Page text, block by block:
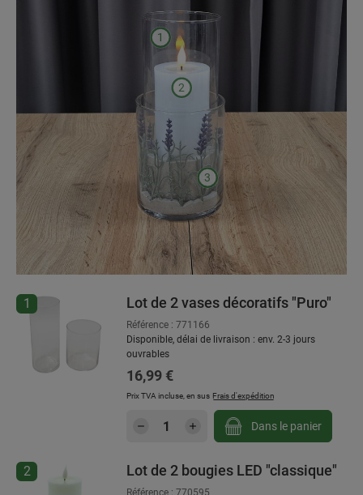
1
2
3
Ignorer la galerie de produits
1 Lot de 2 vases décoratifs "Puro"
Référence : 771166
Disponible, délai de livraison : env. 2-3 jours
ouvrables
Prix régulier :
16,99 €
Prix TVA incluse, en sus Frais d'expédition
Quantité de produit : Entrez
Dans le panier
2 Lot de 2 bougies LED "classique"